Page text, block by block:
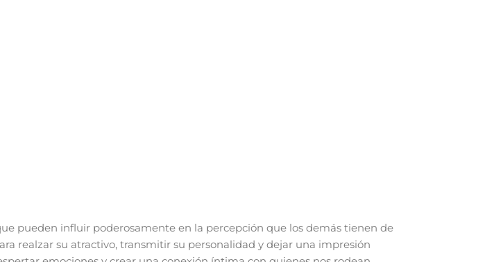
pueden influir poderosamente en la percepción que los demás tienen de
realzar su atractivo, transmitir su personalidad y dejar una impresión